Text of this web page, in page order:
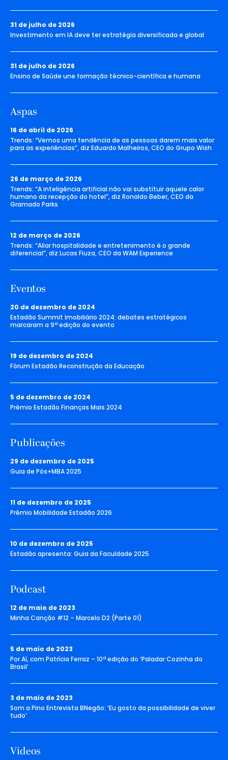
31 de julho de 2026
Investimento em IA deve ter estratégia diversificada e global
31 de julho de 2026
Ensino de Saúde une formação técnico-científica e humana
Aspas
16 de abril de 2026
Trends: “Vemos uma tendência de as pessoas darem mais valor
para as experiências”, diz Eduardo Malheiros, CEO do Grupo Wish
26 de março de 2026
Trends: “A inteligência artificial não vai substituir aquele calor
humano da recepção do hotel”, diz Ronaldo Beber, CEO da
Gramado Parks
12 de março de 2026
Trends: “Aliar hospitalidade e entretenimento é o grande
diferencial”, diz Lucas Fiuza, CEO da WAM Experience
Eventos
20 de dezembro de 2024
Estadão Summit Imobiliário 2024: debates estratégicos
marcaram a 9ª edição do evento
19 de dezembro de 2024
Fórum Estadão Reconstrução da Educação
5 de dezembro de 2024
Prêmio Estadão Finanças Mais 2024
Publicações
29 de dezembro de 2025
Guia de Pós+MBA 2025
11 de dezembro de 2025
Prêmio Mobilidade Estadão 2026
10 de dezembro de 2025
Estadão apresenta: Guia da Faculdade 2025
Podcast
12 de maio de 2023
Minha Canção #12 – Marcelo D2 (Parte 01)
5 de maio de 2023
Por Aí, com Patrícia Ferraz – 10ª edição do ‘Paladar Cozinha do
Brasil’
3 de maio de 2023
Som a Pino Entrevista BNegão: ‘Eu gosto da possibilidade de viver
tudo’
Vídeos